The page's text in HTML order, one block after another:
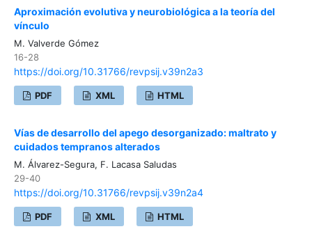
Aproximación evolutiva y neurobiológica a la teoría del
vínculo
M. Valverde Gómez
16-28
https://doi.org/10.31766/revpsij.v39n2a3
PDF XML HTML
Vías de desarrollo del apego desorganizado: maltrato y
cuidados tempranos alterados
M. Álvarez-Segura, F. Lacasa Saludas
29-40
https://doi.org/10.31766/revpsij.v39n2a4
PDF XML HTML